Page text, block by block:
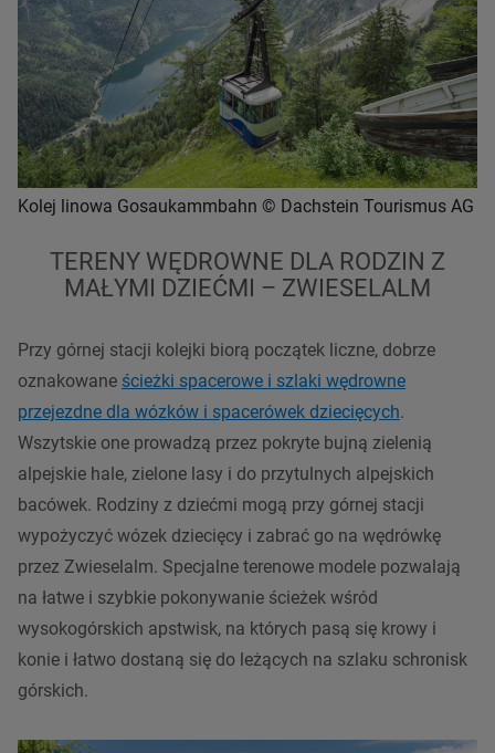
Kolej linowa Gosaukammbahn © Dachstein Tourismus AG
TERENY WĘDROWNE DLA RODZIN Z
MAŁYMI DZIEĆMI – ZWIESELALM
Przy górnej stacji kolejki biorą początek liczne, dobrze
oznakowane ścieżki spacerowe i szlaki wędrowne
przejezdne dla wózków i spacerówek dziecięcych.
Wszytskie one prowadzą przez pokryte bujną zielenią
alpejskie hale, zielone lasy i do przytulnych alpejskich
bacówek. Rodziny z dziećmi mogą przy górnej stacji
wypożyczyć wózek dziecięcy i zabrać go na wędrówkę
przez Zwieselalm. Specjalne terenowe modele pozwalają
na łatwe i szybkie pokonywanie ścieżek wśród
wysokogórskich apstwisk, na których pasą się krowy i
konie i łatwo dostaną się do leżących na szlaku schronisk
górskich.